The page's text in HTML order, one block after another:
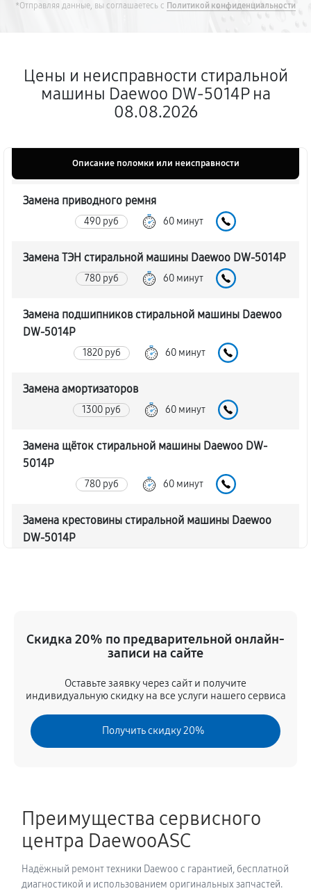
*Отправляя данные, вы соглашаетесь с Политикой конфиденциальности
Цены и неисправности стиральной
машины Daewoo DW-5014P на
08.08.2026
Описание поломки или неисправности
Замена приводного ремня
490 руб 60 минут
Замена ТЭН стиральной машины Daewoo DW-5014P
780 руб 60 минут
Замена подшипников стиральной машины Daewoo
DW-5014P
1820 руб 60 минут
Замена амортизаторов
1300 руб 60 минут
Замена щёток стиральной машины Daewoo DW-
5014P
780 руб 60 минут
Замена крестовины стиральной машины Daewoo
DW-5014P
550 руб
1590 руб 60 минут
Замена блока управления
1170 руб 60 минут
Замена УБЛ стиральной машины Daewoo DW-5014P
Скидка 20% по предварительной онлайн-
записи на сайте
Оставьте заявку через сайт и получите
индивидуальную скидку на все услуги нашего сервиса
Получить скидку 20%
Преимущества сервисного
центра DaewooASC
Надёжный ремонт техники Daewoo с гарантией, бесплатной
диагностикой и использованием оригинальных запчастей.